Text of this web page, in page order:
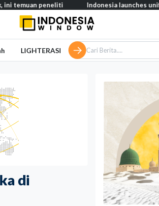
di
Indonesia launches unified data on
LIGHTERASI